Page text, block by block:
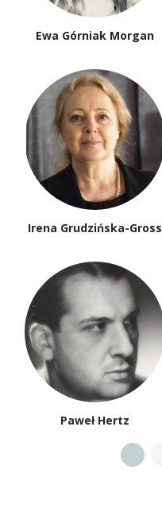
Ewa Górniak Morgan
Irena Grudzińska-Gross
Paweł Hertz